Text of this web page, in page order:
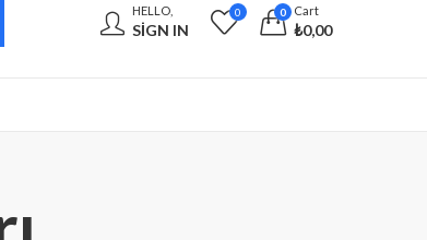
HELLO,
SIGN IN
0 0 Cart
₺0,00